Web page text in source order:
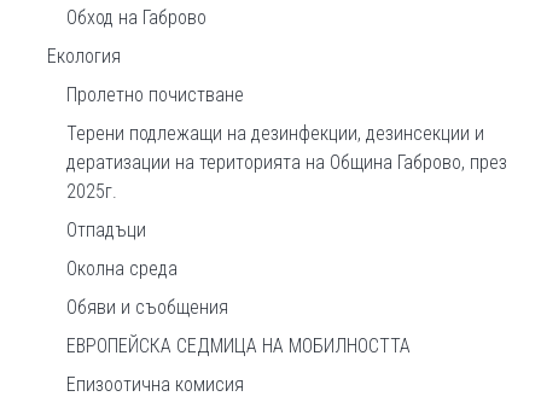
Обход на Габрово
Екология
Пролетно почистване
Терени подлежащи на дезинфекции, дезинсекции и
дератизации на територията на Община Габрово, през
2025г.
Отпадъци
Околна среда
Обяви и съобщения
ЕВРОПЕЙСКА СЕДМИЦА НА МОБИЛНОСТТА
Епизоотична комисия